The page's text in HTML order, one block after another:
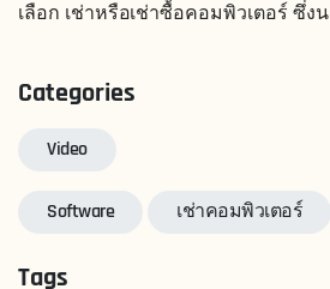
เลือก เช่าหรือเช่าซื้อคอมพิวเตอร์ ซึ่ง
Categories
Video
Software เช่าคอมพิวเตอร์
Tags